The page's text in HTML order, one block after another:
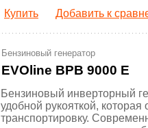
Купить Добавить к
Бензиновый генератор
EVOline BPB 9000 E
Бензиновый инверторный
удобной рукояткой, которая
транспортировку.